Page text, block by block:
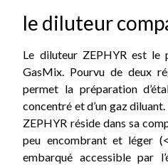
le diluteur
Le diluteur ZEPHYR est le
GasMix. Pourvu de deux
permet la préparation
concentré et d’un gaz
ZEPHYR réside dans sa
peu encombrant et léger
embarqué accessible par